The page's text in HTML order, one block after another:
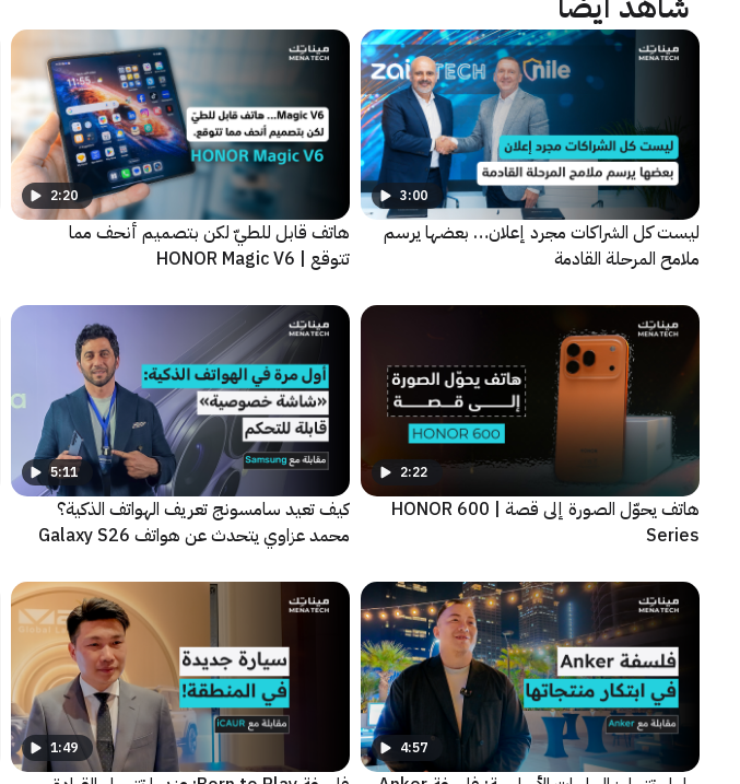
3:00
ليست كل الشراكات مجرد إعلان… بعضها يرسم
ملامح المرحلة القادمة
2:20
هاتف قابل للطيّ لكن بتصميم أنحف مما
تتوقع | HONOR Magic V6
2:22
هاتف يحوّل الصورة إلى قصة | HONOR 600
Series
5:11
كيف تعيد سامسونج تعريف الهواتف الذكية؟
محمد عزاوي يتحدث عن هواتف Galaxy S26
4:57
1:49